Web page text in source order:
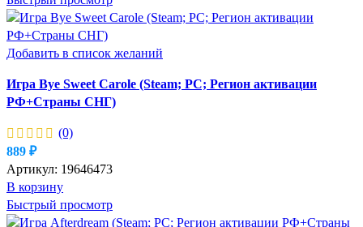
Добавить в список желаний
Игра Bye Sweet Carole (Steam; PC; Регион активации
РФ+Страны СНГ)
(0)
889 ₽
Артикул: 19646473
В корзину
Быстрый просмотр